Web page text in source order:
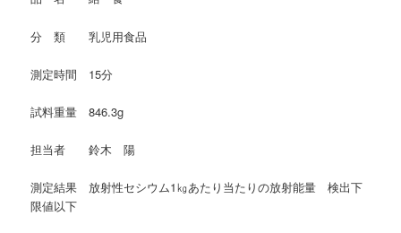
分 類 乳児用食品
測定時間 15分
試料重量 846.3g
担当者 鈴木 陽
測定結果 放射性セシウム1㎏あたり当たりの放射能量 検出下
限値以下